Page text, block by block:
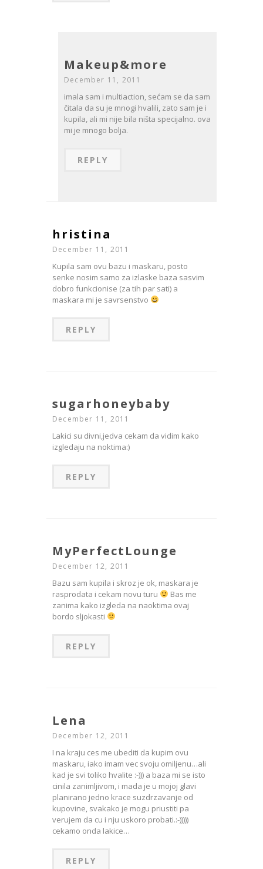
Makeup&more
December 11, 2011
imala sam i multiaction, sećam se da sam
čitala da su je mnogi hvalili, zato sam je i
kupila, ali mi nije bila ništa specijalno. ova
mi je mnogo bolja.
REPLY
hristina
December 11, 2011
Kupila sam ovu bazu i maskaru, posto
senke nosim samo za izlaske baza sasvim
dobro funkcionise (za tih par sati) a
maskara mi je savrsenstvo
REPLY
sugarhoneybaby
December 11, 2011
Lakici su divni,jedva cekam da vidim kako
izgledaju na noktima:)
REPLY
MyPerfectLounge
December 12, 2011
Bazu sam kupila i skroz je ok, maskara je
rasprodata i cekam novu turu
Bas me
zanima kako izgleda na naoktima ovaj
bordo sljokasti
REPLY
Lena
December 12, 2011
I na kraju ces me ubediti da kupim ovu
maskaru, iako imam vec svoju omiljenu…ali
kad je svi toliko hvalite :-))) a baza mi se isto
cinila zanimljivom, i mada je u mojoj glavi
planirano jedno krace suzdrzavanje od
kupovine, svakako je mogu priustiti pa
verujem da cu i nju uskoro probati.:-)))))
cekamo onda lakice…
REPLY